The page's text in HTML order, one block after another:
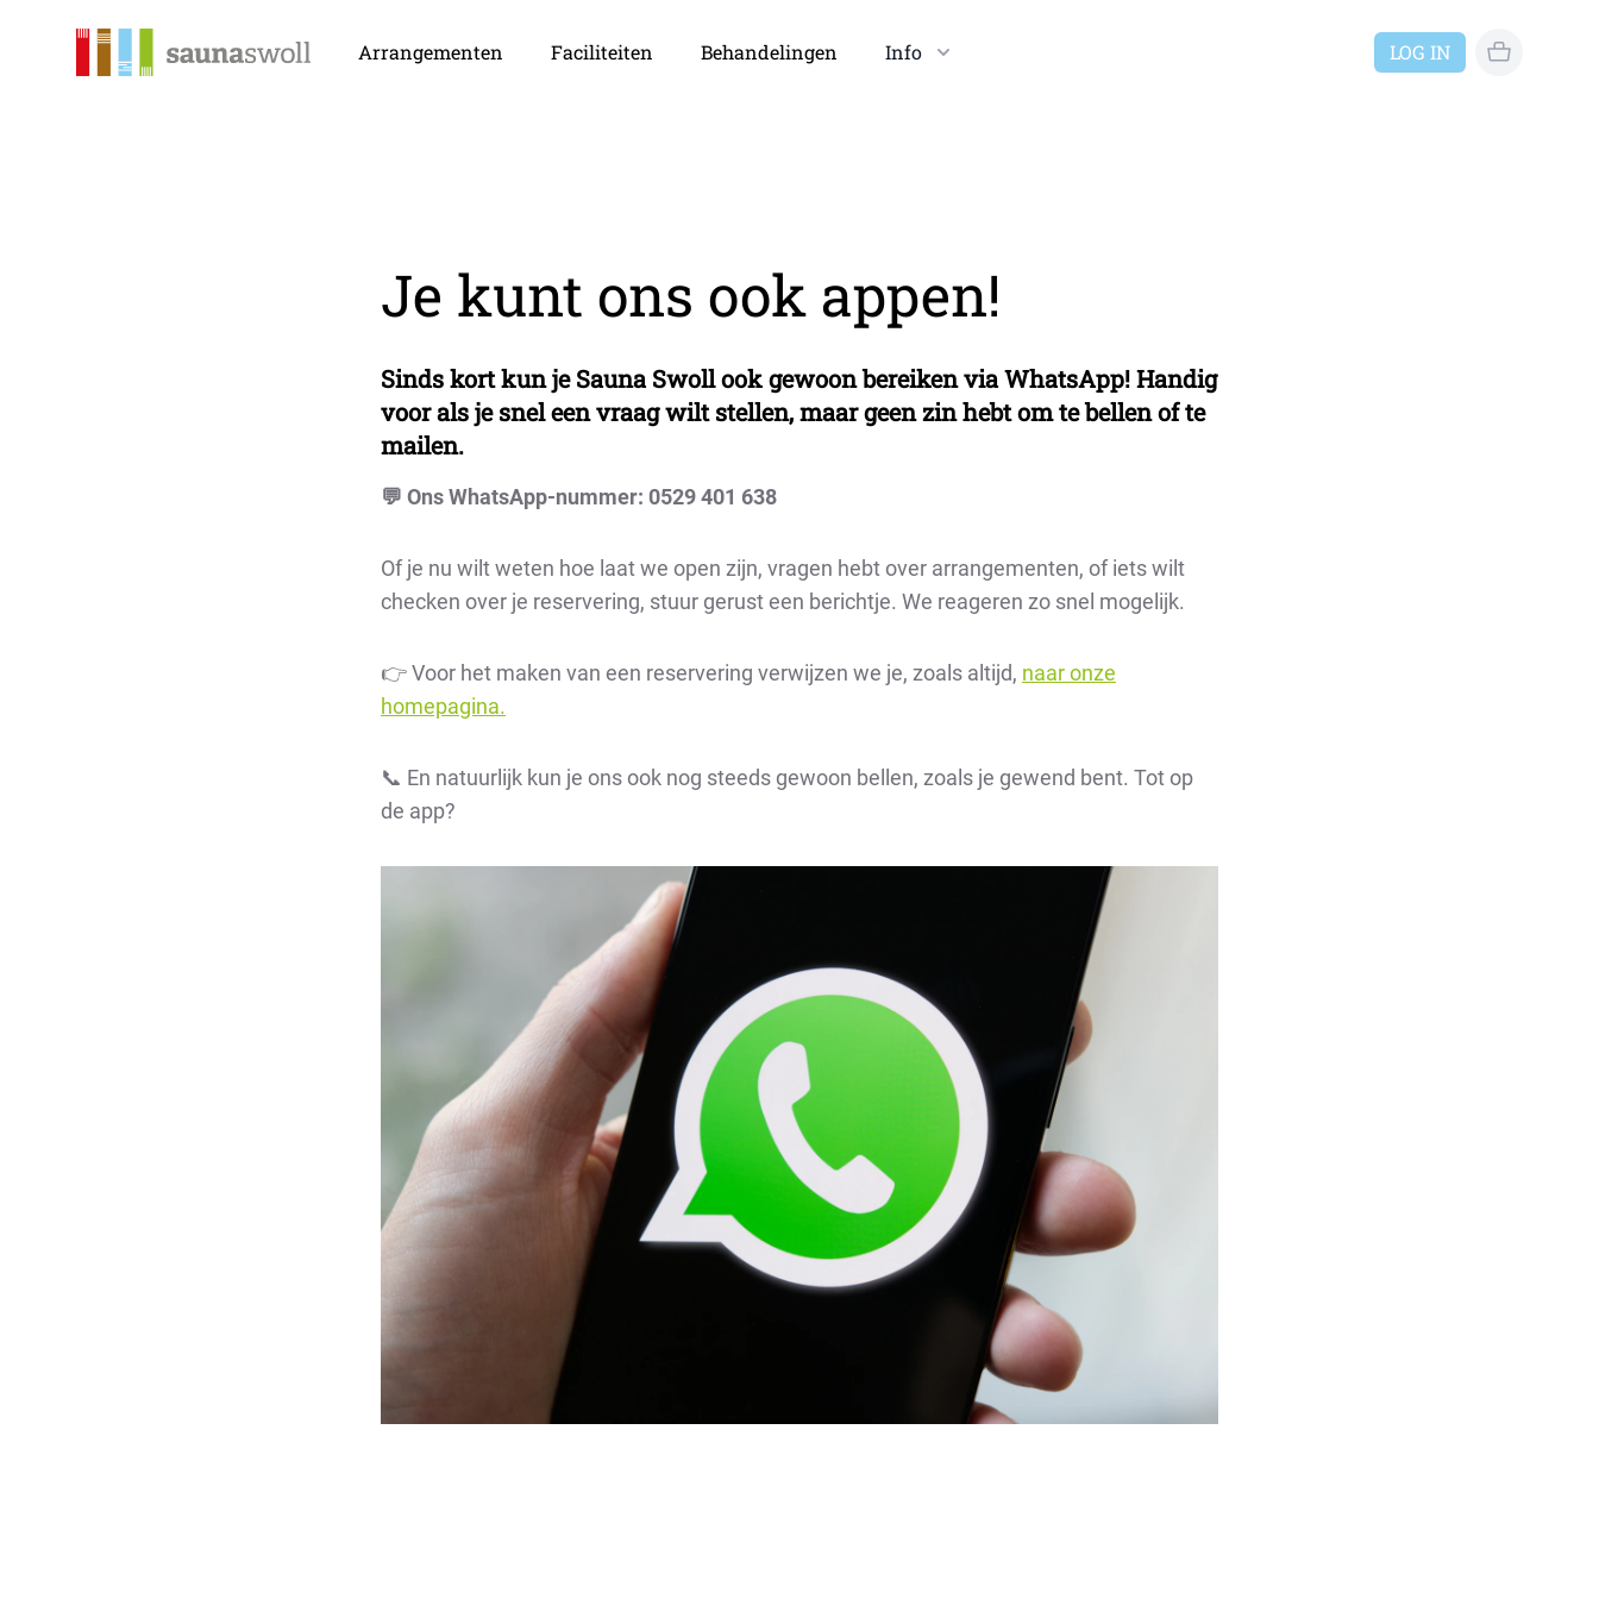
Sauna Swoll Arrangementen Faciliteiten Behandelingen Info LOG IN geen
Je kunt ons ook appen!
Sinds kort kun je Sauna Swoll ook gewoon bereiken via WhatsApp! Handig
voor als je snel een vraag wilt stellen, maar geen zin hebt om te bellen of te
mailen.
💬 Ons WhatsApp-nummer: 0529 401 638
Of je nu wilt weten hoe laat we open zijn, vragen hebt over arrangementen, of iets wilt
checken over je reservering, stuur gerust een berichtje. We reageren zo snel mogelijk.
👉 Voor het maken van een reservering verwijzen we je, zoals altijd, naar onze
homepagina.
📞 En natuurlijk kun je ons ook nog steeds gewoon bellen, zoals je gewend bent. Tot op
de app?